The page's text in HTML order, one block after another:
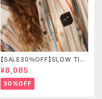
【SALE30％OFF】SLOW TID
E Harlow Quick-Dry Chan
ging Poncho L/XL
¥8,085
30%OFF